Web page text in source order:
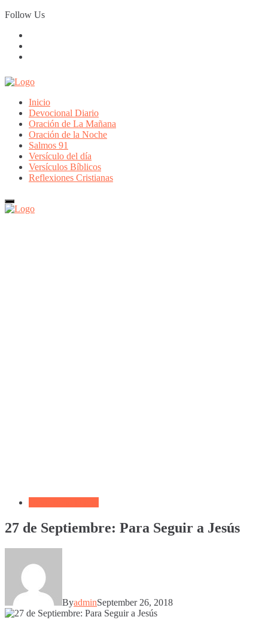
Skip
to
Follow Us
Inicio
Devocional Diario
Oración de La Mañana
Oración de la Noche
Salmos 91
Versículo del día
Versículos Bíblicos
Reflexiones Cristianas
27 de Septiembre: Para Seguir a Jesús
ByadminSeptember 26, 2018